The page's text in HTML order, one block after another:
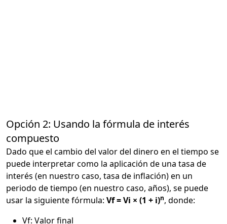
Opción 2: Usando la fórmula de interés
compuesto
Dado que el cambio del valor del dinero en el tiempo se
puede interpretar como la aplicación de una tasa de
interés (en nuestro caso, tasa de inflación) en un
periodo de tiempo (en nuestro caso, años), se puede
usar la siguiente fórmula: Vf = Vi × (1 + i)n, donde:
Vf: Valor final